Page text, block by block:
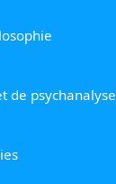
de psychanalyse